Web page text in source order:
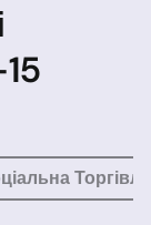
Торгівля